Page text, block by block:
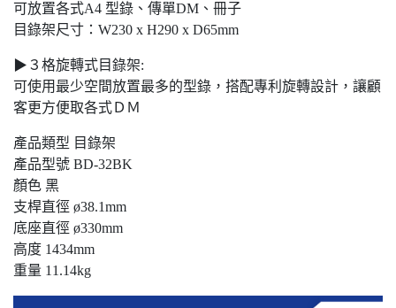
可放置各式A4 型錄、傳單DM、冊子
目錄架尺寸：W230 x H290 x D65mm
▶３格旋轉式目錄架:
可使用最少空間放置最多的型錄，搭配專利旋轉設計，讓顧
客更方便取各式ＤＭ
產品類型 目錄架
產品型號 BD-32BK
顏色 黑
支桿直徑 ø38.1mm
底座直徑 ø330mm
高度 1434mm
重量 11.14kg